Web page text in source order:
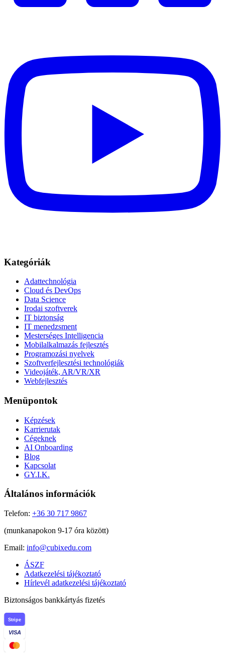
Kategóriák
Adattechnológia
Cloud és DevOps
Data Science
Irodai szoftverek
IT biztonság
IT menedzsment
Mesterséges Intelligencia
Mobilalkalmazás fejlesztés
Programozási nyelvek
Szoftverfejlesztési technológiák
Videojáték, AR/VR/XR
Webfejlesztés
Menüpontok
Képzések
Karrierutak
Cégeknek
AI Onboarding
Blog
Kapcsolat
GY.I.K.
Általános információk
Telefon: +36 30 717 9867
(munkanapokon 9-17 óra között)
Email: info@cubixedu.com
ÁSZF
Adatkezelési tájékoztató
Hírlevél adatkezelési tájékoztató
Biztonságos bankkártyás fizetés
Stripe
VISA